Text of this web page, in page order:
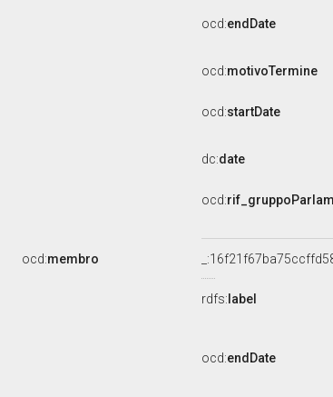
ocd:endDate
ocd:motivoTermine
ocd:startDate
dc:date
ocd:
ocd:membro
rdfs: label
ocd:endDate